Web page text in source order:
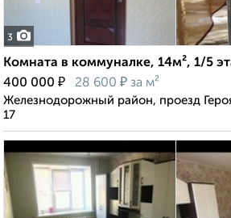
3
Комната в коммуналке, 14м², 1/5
400 000 ₽ 28 600 ₽ за м²
Железнодорожный район, проезд
17